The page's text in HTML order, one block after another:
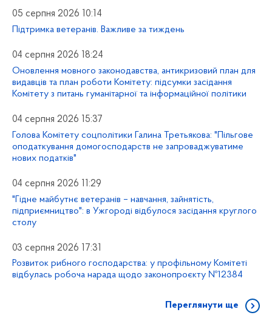
05 серпня 2026 10:14
Підтримка ветеранів. Важливе за тиждень
04 серпня 2026 18:24
Оновлення мовного законодавства, антикризовий план для
видавців та план роботи Комітету: підсумки засідання
Комітету з питань гуманітарної та інформаційної політики
04 серпня 2026 15:37
Голова Комітету соцполітики Галина Третьякова: "Пільгове
оподаткування домогосподарств не запроваджуватиме
нових податків"
04 серпня 2026 11:29
"Гідне майбутнє ветеранів – навчання, зайнятість,
підприємництво": в Ужгороді відбулося засідання круглого
столу
03 серпня 2026 17:31
Розвиток рибного господарства: у профільному Комітеті
відбулась робоча нарада щодо законопроєкту №12384
Переглянути ще